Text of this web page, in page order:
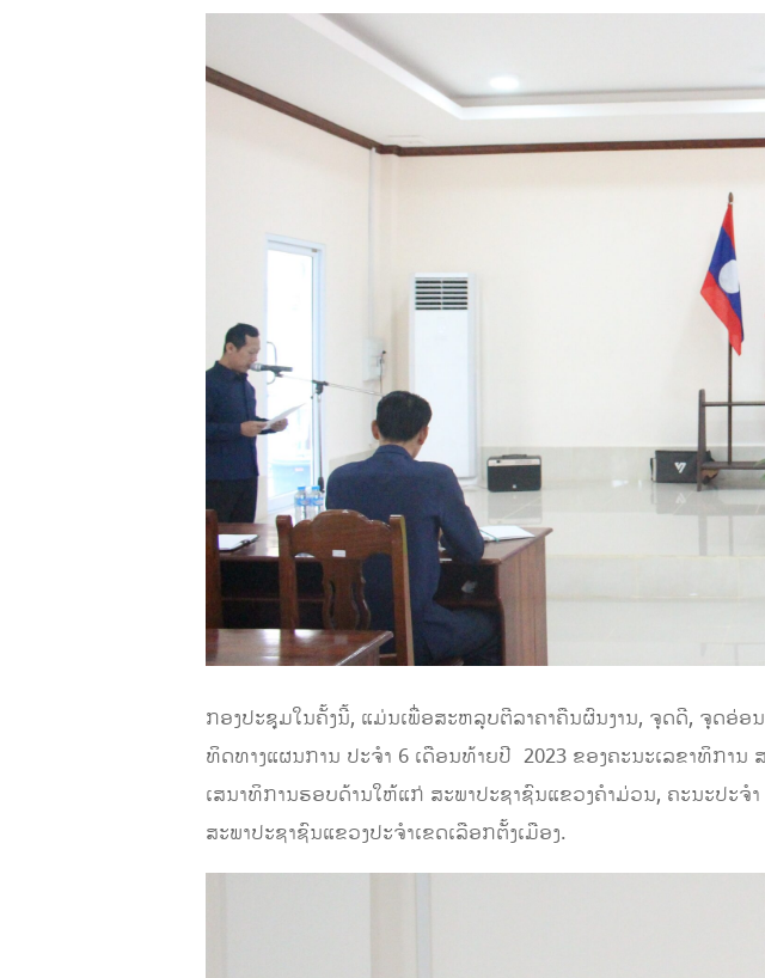
ກອງປະຊຸມໃນຄັ້ງນີ້, ແມ່ນເພື່ອສະຫລຸບຕີລາຄາຄືນຜົນງານ, ຈຸດດີ, ​ຈຸດອ່ອ
ທິດທາງແຜນການ ປະຈໍາ 6 ເດືອນທ້າຍປີ 2023 ຂອງຄະນະເລຂາທິກາ
ເສນາທິການຮອບດ້ານໃຫ້ແກ່ ສະພາປະຊາຊົນແຂວງຄໍາມ່ວນ, ຄະນະປະ
ສະພາປະຊາຊົນແຂວງປະຈໍາເຂດເລືອກຕັ້ງເມືອງ.